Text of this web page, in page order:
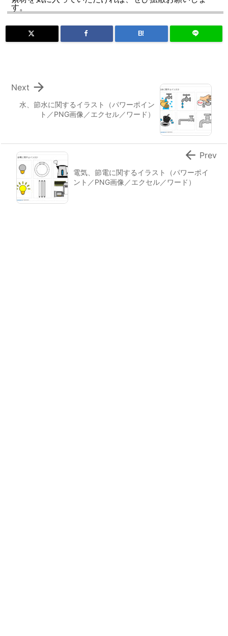
す。
B!
水、節水に関するイラスト（パワーポイン
ト／PNG画像／エクセル／ワード）

Next
電気、節電に関するイラスト（パワーポイ
ント／PNG画像／エクセル／ワード）
 Prev